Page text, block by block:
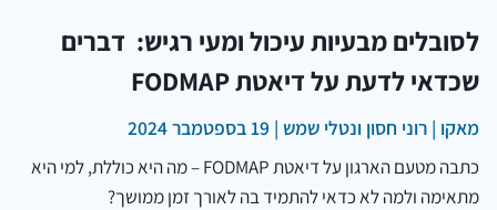
לסובלים מבעיות עיכול ומעי רגיש: דברים
שכדאי לדעת על דיאטת FODMAP
מאקו | רוני חסון ונטלי שמש | 19 בספטמבר 2024
כתבה מטעם הארגון על דיאטת FODMAP – מה היא כוללת, למי היא
מתאימה ולמה לא כדאי להתמיד בה לאורך זמן ממושך?